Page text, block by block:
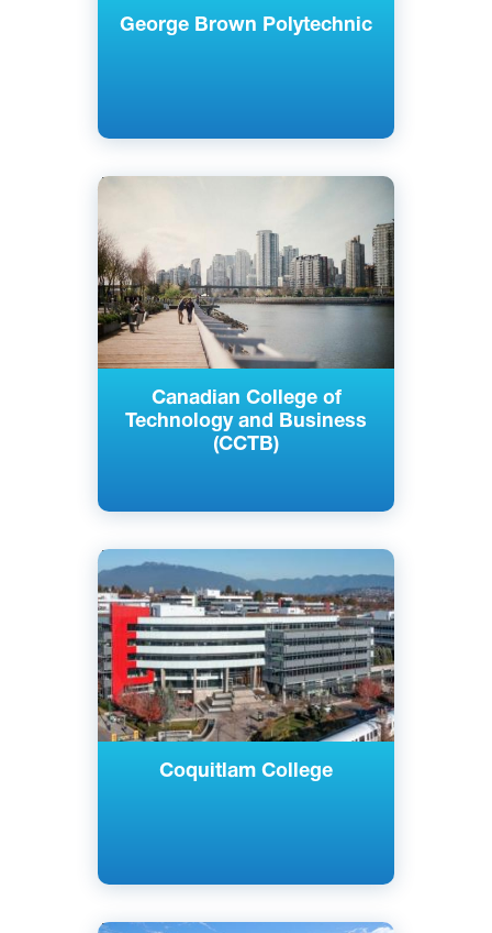
George Brown Polytechnic
Canadian College of
Technology and Business
(CCTB)
Английский
Частный
Coquitlam College
Английский
Ванкувер, Сарри, Канада
Частный